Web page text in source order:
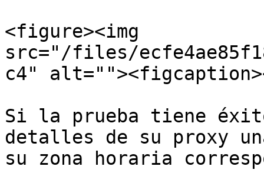
<figure><img
src="/files/
c4"
Si la prueba tiene
detalles de su proxy
su zona horaria